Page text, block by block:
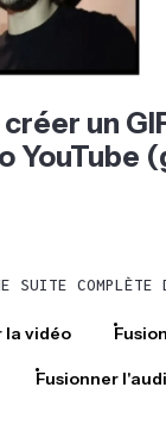
un
YouTube